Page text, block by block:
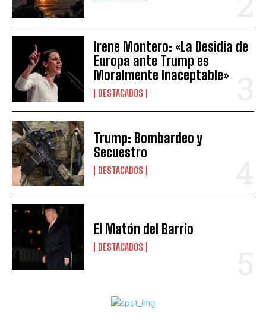
Irene Montero: «La Desidia de
Europa ante Trump es
Moralmente Inaceptable»
DESTACADOS
Trump: Bombardeo y
Secuestro
DESTACADOS
El Matón del Barrio
DESTACADOS